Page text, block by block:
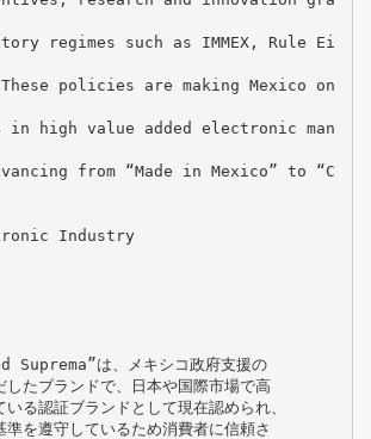
regimes such as IMMEX, Rule Ei
These policies are making Mexico on
high value added electronic man
from “Made in Mexico” to “C
Industry
は、メキシコ政府支援の
したブランドで、日本や国際市場で高
る認証ブランドとして現在認められ、
準を遵守しているため消費者に信頼さ